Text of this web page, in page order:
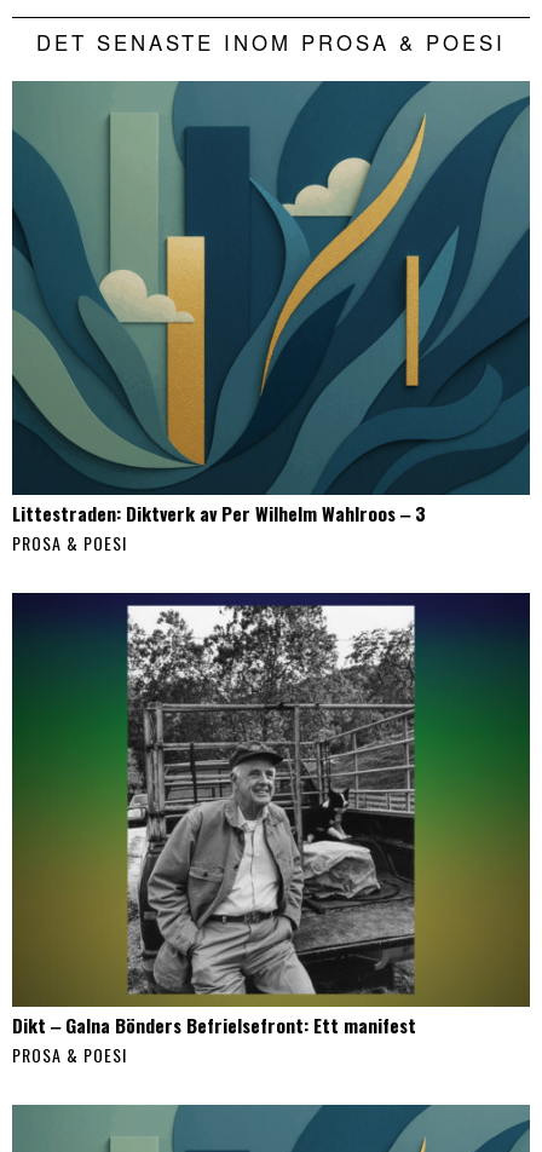
DET SENASTE INOM PROSA & POESI
Littestraden: Diktverk av Per Wilhelm Wahlroos ‒ 3
PROSA & POESI
Dikt ‒ Galna Bönders Befrielsefront: Ett manifest
PROSA & POESI